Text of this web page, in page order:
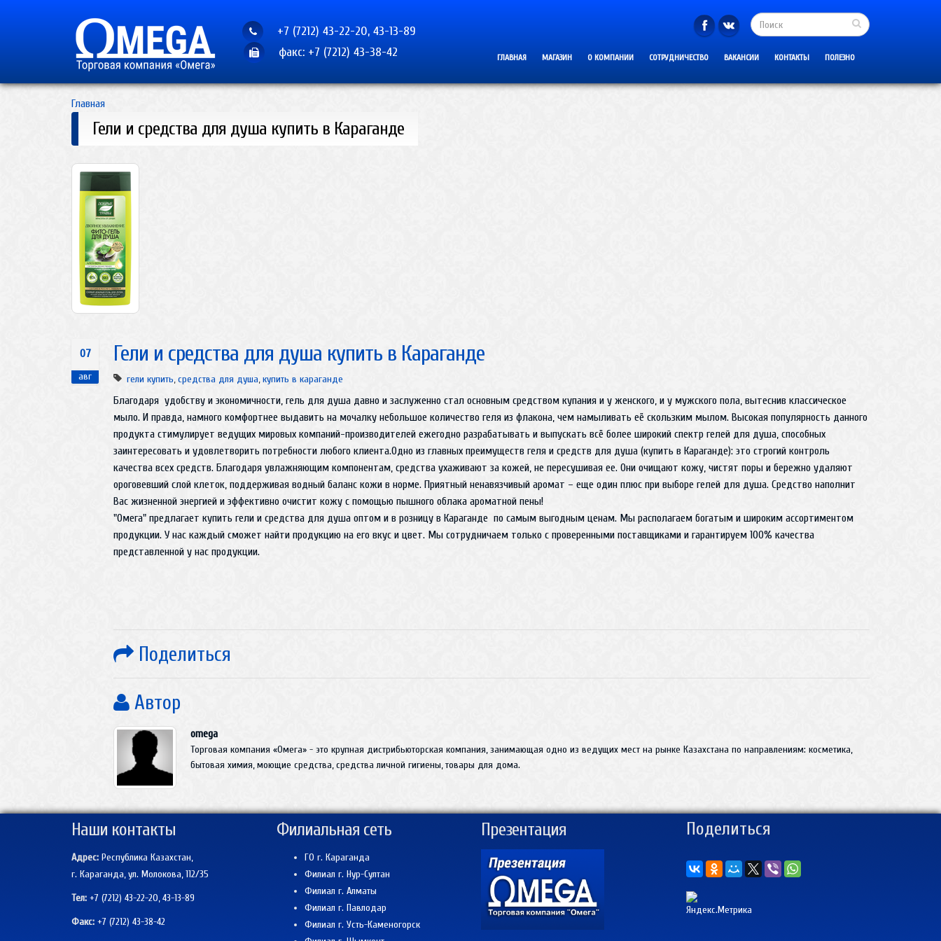
+7 (7212) 43-22-20, 43-13-89
факс: +7 (7212) 43-38-42
ГЛАВНАЯ МАГАЗИН О КОМПАНИИ СОТРУДНИЧЕСТВО ВАКАНСИИ КОНТАКТЫ ПОЛЕЗНО
Главная
Гели и средства для душа купить в Караганде
07
авг
Гели и средства для душа купить в Караганде
гели купить,средства для душа,купить в караганде
Благодаря удобству и экономичности, гель для душа давно и заслуженно стал основным средством купания и у женского, и у мужского пола, вытеснив классическое
мыло. И правда, намного комфортнее выдавить на мочалку небольшое количество геля из флакона, чем намыливать её скользким мылом. Высокая популярность данного
продукта стимулирует ведущих мировых компаний-производителей ежегодно разрабатывать и выпускать всё более широкий спектр гелей для душа, способных
заинтересовать и удовлетворить потребности любого клиента.Одно из главных преимуществ геля и средств для душа (купить в Караганде): это строгий контроль
качества всех средств. Благодаря увлажняющим компонентам, средства ухаживают за кожей, не пересушивая ее. Они очищают кожу, чистят поры и бережно удаляют
ороговевший слой клеток, поддерживая водный баланс кожи в норме. Приятный ненавязчивый аромат – еще один плюс при выборе гелей для душа. Средство наполнит
Вас жизненной энергией и эффективно очистит кожу с помощью пышного облака ароматной пены!
"Омега" предлагает купить гели и средства для душа оптом и в розницу в Караганде по самым выгодным ценам. Мы располагаем богатым и широким ассортиментом
продукции. У нас каждый сможет найти продукцию на его вкус и цвет. Мы сотрудничаем только с проверенными поставщиками и гарантируем 100% качества
представленной у нас продукции.
Поделиться
Автор
omega
Торговая компания «Омега» - это крупная дистрибьюторская компания, занимающая одно из ведущих мест на рынке Казахстана по направлениям: косметика,
бытовая химия, моющие средства, средства личной гигиены, товары для дома.
Наши контакты
Адрес: Республика Казахстан,
г. Караганда, ул. Молокова, 112/35
Тел: +7 (7212) 43-22-20, 43-13-89
Факс: +7 (7212) 43-38-42
Филиальная сеть
ГО г. Караганда
Филиал г. Нур-Султан
Филиал г. Алматы
Филиал г. Павлодар
Филиал г. Усть-Каменогорск
Презентация Поделиться